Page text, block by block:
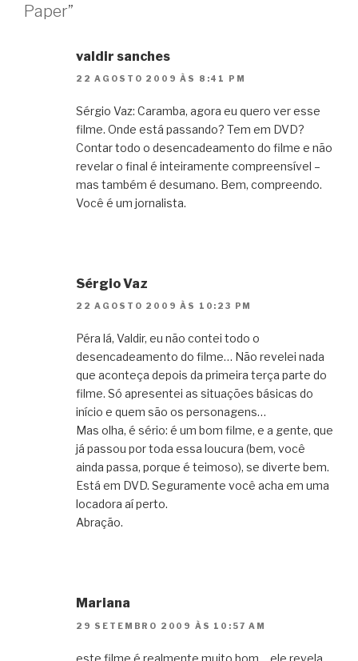
Paper”
valdir sanches
22 AGOSTO 2009 ÀS 8:41 PM
Sérgio Vaz: Caramba, agora eu quero ver esse
filme. Onde está passando? Tem em DVD?
Contar todo o desencadeamento do filme e não
revelar o final é inteiramente compreensível –
mas também é desumano. Bem, compreendo.
Você é um jornalista.
Sérgio Vaz
22 AGOSTO 2009 ÀS 10:23 PM
Péra lá, Valdir, eu não contei todo o
desencadeamento do filme… Não revelei nada
que aconteça depois da primeira terça parte do
filme. Só apresentei as situações básicas do
início e quem são os personagens…
Mas olha, é sério: é um bom filme, e a gente, que
já passou por toda essa loucura (bem, você
ainda passa, porque é teimoso), se diverte bem.
Está em DVD. Seguramente você acha em uma
locadora aí perto.
Abração.
Mariana
29 SETEMBRO 2009 ÀS 10:57 AM
este filme é realmente muito bom… ele revela